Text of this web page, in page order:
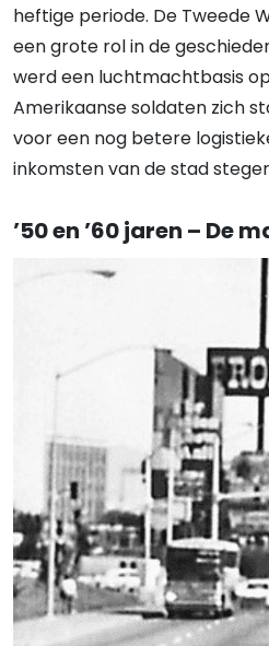
heftige periode. De Tweede
een grote rol in de
werd een luchtmachtbasis
Amerikaanse soldaten zich
voor een nog betere
inkomsten van de stad
’50 en ’60 jaren – De